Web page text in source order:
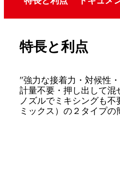
特長と利点
"強力な接着力・対候性
計量不要・押し出して混
ノズルでミキシングも
ミックス）の２タイプ